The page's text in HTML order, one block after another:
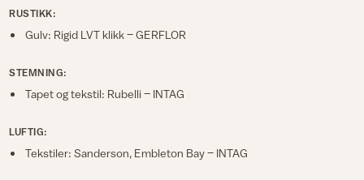
RUSTIKK:
Gulv: Rigid LVT klikk – GERFLOR
STEMNING:
Tapet og tekstil: Rubelli – INTAG
LUFTIG:
Tekstiler: Sanderson, Embleton Bay – INTAG